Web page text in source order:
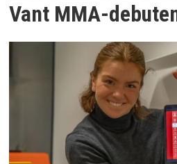
Vant MMA-